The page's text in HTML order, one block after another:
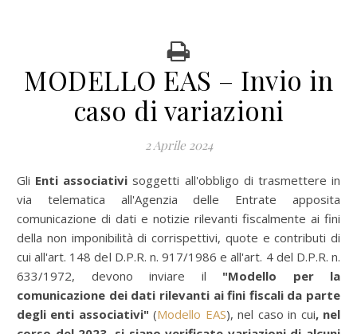
MODELLO EAS – Invio in
caso di variazioni
2 Aprile 2024
Gli Enti associativi soggetti all'obbligo di trasmettere in
via telematica all'Agenzia delle Entrate apposita
comunicazione di dati e notizie rilevanti fiscalmente ai fini
della non imponibilità di corrispettivi, quote e contributi di
cui all'art. 148 del D.P.R. n. 917/1986 e all'art. 4 del D.P.R. n.
633/1972, devono inviare il "Modello per la
comunicazione dei dati rilevanti ai fini fiscali da parte
degli enti associativi"(Modello EAS), nel caso in cui, nel